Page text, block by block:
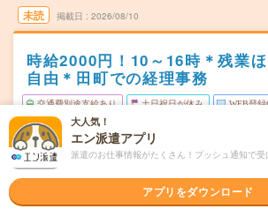
未読 掲載日 2026/08/10
時給2000円！10～16時＊残業
自由＊田町での経理事務
交通費別途支給あり 土日祝日が休み WEB登録
勤務地
東京都港区
田町(東京都)駅から徒歩8分
曜日頻度 月～金／週3～4日の間で選択可 ※必
時間 10:00-16:00（休憩60分）実働5時間
大人気！
エン派遣アプリ
派遣のお仕事情報がたくさん！プッシュ通知で受
アプリをダウンロード